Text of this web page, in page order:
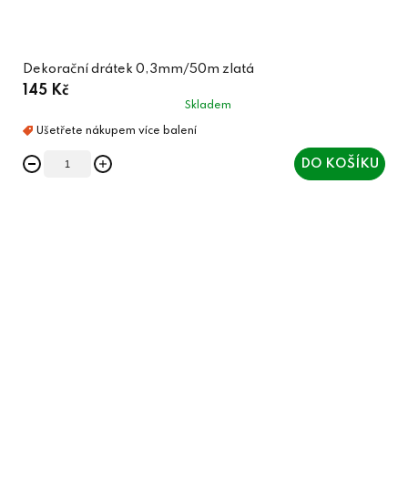
Dekorační drátek 0,3mm/50m zlatá
145 Kč
Skladem
DO KOŠÍKU